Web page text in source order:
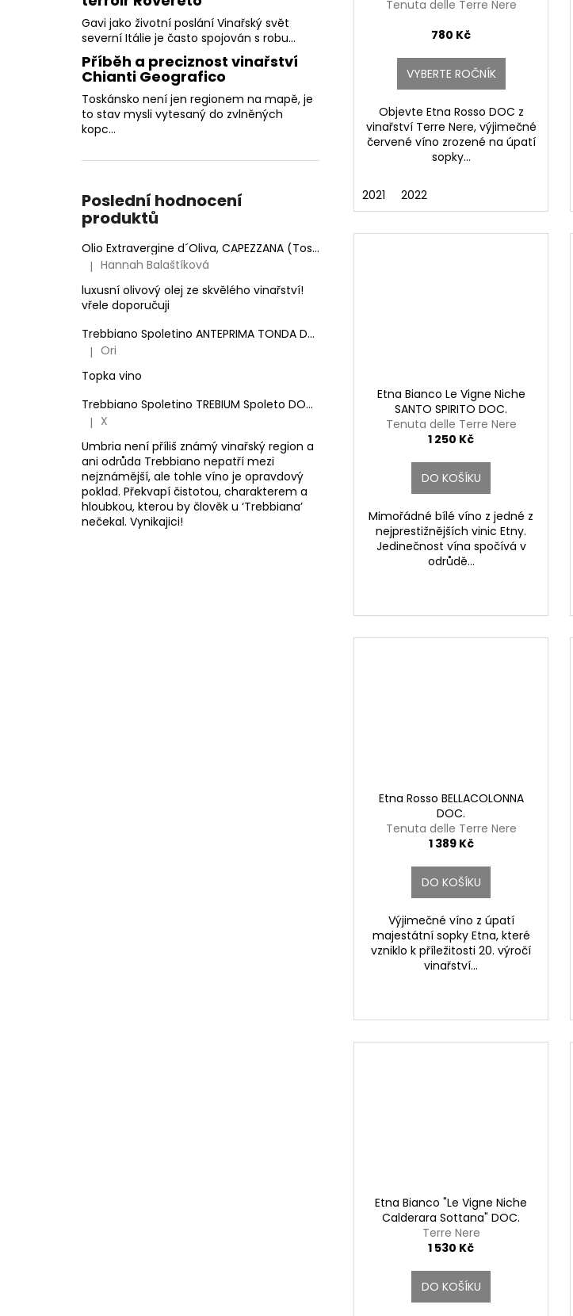
Gavi jako životní poslání Vinařský svět
severní Itálie je často spojován s robu...
Příběh a preciznost vinařství
Chianti Geografico
Toskánsko není jen regionem na mapě, je
to stav mysli vytesaný do zvlněných
kopc...
Poslední hodnocení
produktů
Olio Extravergine d´Oliva, CAPEZZANA (Toskánsko) - 0,5 l
Hodnocení produktu je 5 z 5 hvězdiček.
| Hannah Balaštíková
luxusní olivový olej ze skvělého vinařství!
vřele doporučuji
Trebbiano Spoletino ANTEPRIMA TONDA DOC.
Hodnocení produktu je 5 z 5 hvězdiček.
| Ori
Topka vino
Trebbiano Spoletino TREBIUM Spoleto DOC.
Antonelli San Marco
Hodnocení produktu je 5 z 5 hvězdiček.
| X
Umbria není příliš známý vinařský region a
ani odrůda Trebbiano nepatří mezi
nejznámější, ale tohle víno je opravdový
poklad. Překvapí čistotou, charakterem a
hloubkou, kterou by člověk u ‘Trebbiana’
nečekal. Vynikajici!
Tenuta delle Terre Nere
780 Kč
VYBERTE ROČNÍK
Objevte Etna Rosso DOC z
vinařství Terre Nere, výjimečné
červené víno zrozené na úpatí
sopky...
2021 2022
Etna Bianco Le Vigne Niche
SANTO SPIRITO DOC.
Tenuta delle Terre Nere
1 250 Kč
DO KOŠÍKU
Mimořádné bílé víno z jedné z
nejprestižnějších vinic Etny.
Jedinečnost vína spočívá v
odrůdě...
Etna Rosso BELLACOLONNA
DOC.
Tenuta delle Terre Nere
1 389 Kč
DO KOŠÍKU
Výjimečné víno z úpatí
majestátní sopky Etna, které
vzniklo k příležitosti 20. výročí
vinařství...
Etna Bianco "Le Vigne Niche
Calderara Sottana" DOC.
Terre Nere
1 530 Kč
DO KOŠÍKU